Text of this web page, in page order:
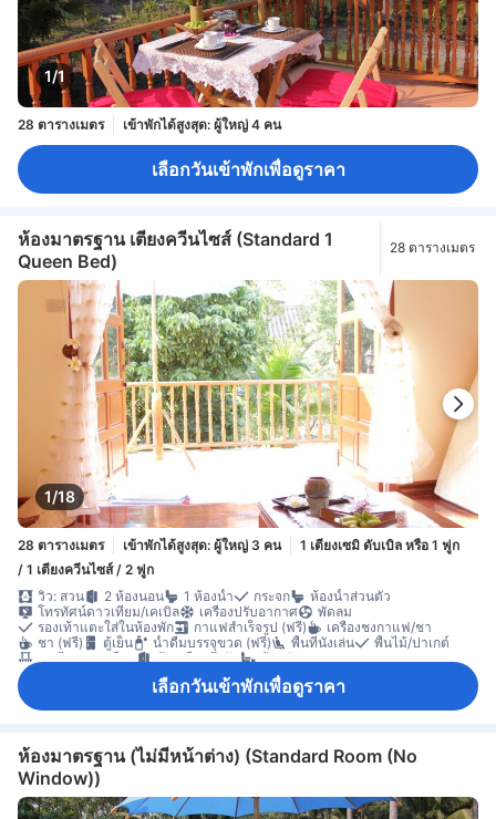
1/1
28 ตารางเมตร เข้าพักได้สูงสุด: ผู้ใหญ่ 4 คน
เลือกวันเข้าพักเพื่อดูราคา
ห้องมาตรฐาน เตียงควีนไซส์ (Standard 1
Queen Bed)
28 ตารางเมตร
1/18
28 ตารางเมตร เข้าพักได้สูงสุด: ผู้ใหญ่ 3 คน
1 เตียงเซมิ ดับเบิล หรือ 1 ฟูก
/ 1 เตียงควีนไซส์ / 2 ฟูก
วิว: สวน
2 ห้องนอน 1 ห้องน้ำ กระจก
ห้องน้ำส่วนตัว
โทรทัศน์ดาวเทียม/เคเบิล
เครื่องปรับอากาศ
พัดลม
รองเท้าแตะใส่ในห้องพัก
กาแฟสำเร็จรูป (ฟรี)
เครื่องชงกาแฟ/ชา
ชา (ฟรี)
ตู้เย็น น้ำดื่มบรรจุขวด (ฟรี) พื้นที่นั่งเล่น
พื้นไม้/ปาเกต์
ระเบียง/ชานเรือน
ห้องเชื่อมถึงกัน
ห้องนั่งเล่นแยกต่างหาก
เลือกวันเข้าพักเพื่อดูราคา
ห้องมาตรฐาน (ไม่มีหน้าต่าง) (Standard Room (No
Window))